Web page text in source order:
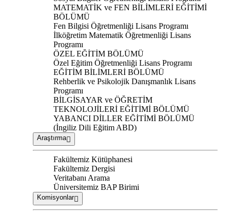
MATEMATİK ve FEN BİLİMLERİ EĞİTİMİ
BÖLÜMÜ
Fen Bilgisi Öğretmenliği Lisans Programı
İlköğretim Matematik Öğretmenliği Lisans
Programı
ÖZEL EĞİTİM BÖLÜMÜ
Özel Eğitim Öğretmenliği Lisans Programı
EĞİTİM BİLİMLERİ BÖLÜMÜ
Rehberlik ve Psikolojik Danışmanlık Lisans
Programı
BİLGİSAYAR ve ÖĞRETİM
TEKNOLOJİLERİ EĞİTİMİ BÖLÜMÜ
YABANCI DİLLER EĞİTİMİ BÖLÜMÜ
(İngiliz Dili Eğitim ABD)
Araştırma
Fakültemiz Kütüphanesi
Fakültemiz Dergisi
Veritabanı Arama
Üniversitemiz BAP Birimi
Komisyonlar